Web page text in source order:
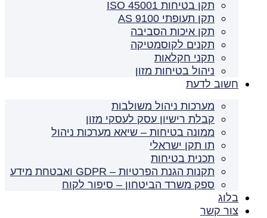
תקן בטיחות ISO 45001
תקן תעופתי AS 9100
תקן איכות הסביבה
תקנים לקוסמטיקה
תקני חקלאות
ניהול בטיחות מזון
חשוב לדעת
מערכות ניהול משולבות
קבלת רישיון עסק לעסקי מזון
ממונה בטיחות – שיאא מערכות ניהול
תו תקן ישראלי
תכנית בטיחות
תקנות הגנת הפרטיות – GDPR ואבטחת מידע
ספק משרד הביטחון – סיפור לקוח
בלוג
צור קשר